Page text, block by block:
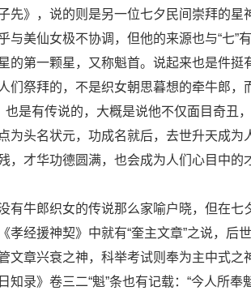
先》，说的则是另一位七夕民间崇拜的
与美仙女极不协调，但他的来源也与“七”
的第一颗星，又称魁首。说起来也是件挺
们祭拜的，不是织女朝思暮想的牵牛郎，
也是有传说的，大概是说他不仅面目奇丑
为头名状元，功成名就后，去世升天成为
，才华功德圆满，也会成为人们心目中的
有牛郎织女的传说那么家喻户晓，但在七
孝经援神契》中就有“奎主文章”之说，后
文章兴衰之神，科举考试则奉为主中式之
知录》卷三二“魁”条也有记载：“今人所